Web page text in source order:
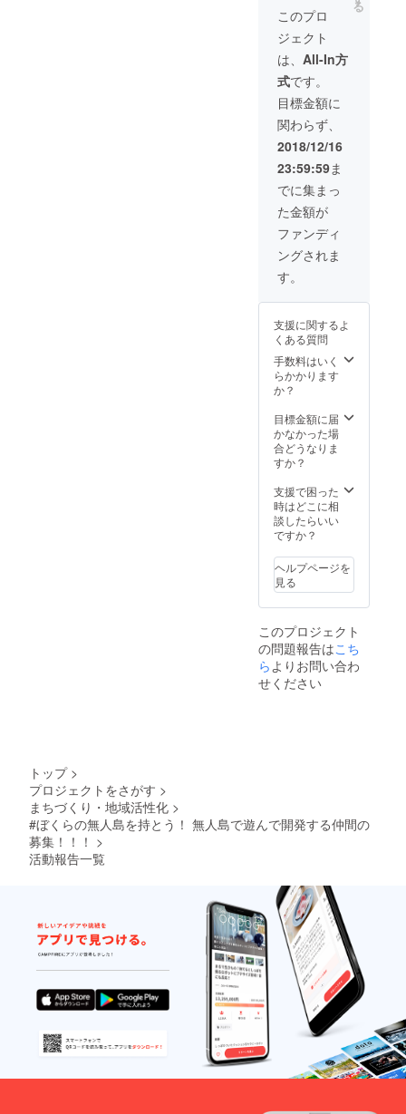
なりま
ノ島へ
渡船が
出る限
りは開
催いた
しま
す。渡
船が出
もしく
は野外
活動が
不可と
スタッ
フが判
断した
なりま
す。 ・
キャン
プにア
ウトド
ア備品
か テン
ト、コ
ンロ、
ど、最
低限の
アウト
ドア用
て貸与
します
のでご
安心く
い。 ・
他に必
要な費
用はあ
（2000
差し上
げま
す。
パー
ティも
可能 ※
クラウ
ドファ
ンディ
ングで
お申し
込み
後、別
途お申
込み用
紙など
を記載
いただ
く必要
があり
ますの
連絡を
げま
す。
一人と
なりま
す。 ※
クラウ
ドファ
ンディ
ングで
お申し
込み
後、別
途お申
込み用
紙など
を記載
いただ
く必要
があり
ますの
連絡を
げま
す。
トング
・日よ
けター
プ・
クー
ラー
ボック
ス ・釣
りセッ
ト ※無
人島開
発サロ
ン参加
権は代
表者お
一人と
なりま
す。 ※
ンディ
お申し
込み
後、別
途お申
込み用
を記載
いただ
く必要
があり
で、改
めてご
連絡を
差し上
す。
ション
や研修
などを
実施い
たしま
す。 ご
興味を
お持ち
の場合
まずは
お問い
合わせ
くださ
い。
る
このプロ
ジェクト
は、 All-In方
式です。
目標金額に
関わらず、
2018/12/16
23:59:59ま
でに集まっ
た金額が
ファンディ
ングされま
す。
支援に関するよ
くある質問
手数料はいく
らかかります
か？
目標金額に届
かなかった場
合どうなりま
すか？
支援で困った
時はどこに相
談したらいい
ですか？
ヘルプページを
見る
このプロジェクト
の問題報告はこち
ら よりお問い合わ
せください
トップ >
プロジェクトをさがす >
まちづくり・地域活性化 >
#ぼくらの無人島を持とう！ 無人島で遊んで開発する仲間の
募集！！！ >
活動報告一覧